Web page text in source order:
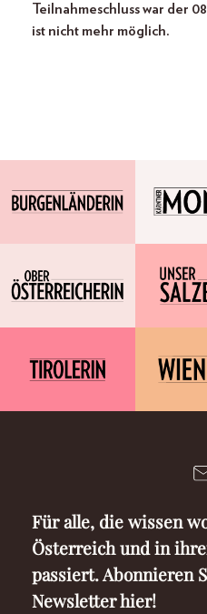
Teilnahmeschluss war der
ist nicht mehr möglich.
Für alle, die wissen
Österreich und in
passiert. Abonnieren
Newsletter hier!